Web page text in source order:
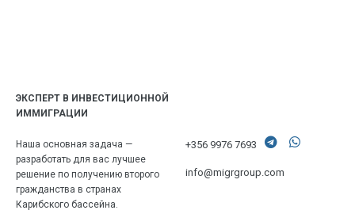
ЭКСПЕРТ В ИНВЕСТИЦИОННОЙ
ИММИГРАЦИИ
Наша основная задача —
разработать для вас лучшее
решение по получению второго
гражданства в странах
Карибского бассейна.
+356 9976 7693
info@migrgroup.com